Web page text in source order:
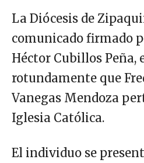
La Diócesis de
comunicado firmado
Héctor Cubillos Peña,
rotundamente que
Vanegas Mendoza
Iglesia Católica.
El individuo se